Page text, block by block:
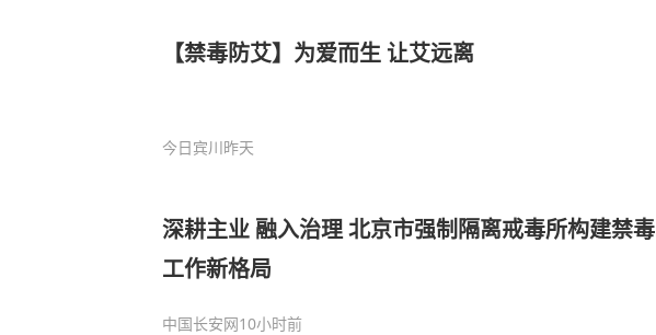
【禁毒防艾】为爱而生 让艾远离
今日宾川昨天
深耕主业 融入治理 北京市强制隔离戒毒所构建禁毒
工作新格局
中国长安网10小时前